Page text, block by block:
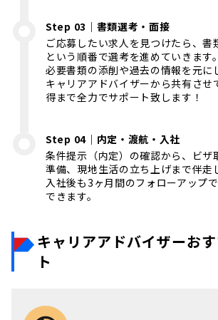
Step 03｜書類選考・面接
ご応募したい求人を見つけたら、
という順番で選考を進めていきます。
必要書類の添削や過去の情報を元に
キャリアアドバイザーから共有させ
得まで全力でサポート致します！
Step 04｜内定・渡航・入社
条件提示（内定）の確認から、ビザ
準備、現地生活の立ち上げまで伴走
入社後も3ヶ月間のフォローアップ
できます。
キャリアアドバイザーお
ト